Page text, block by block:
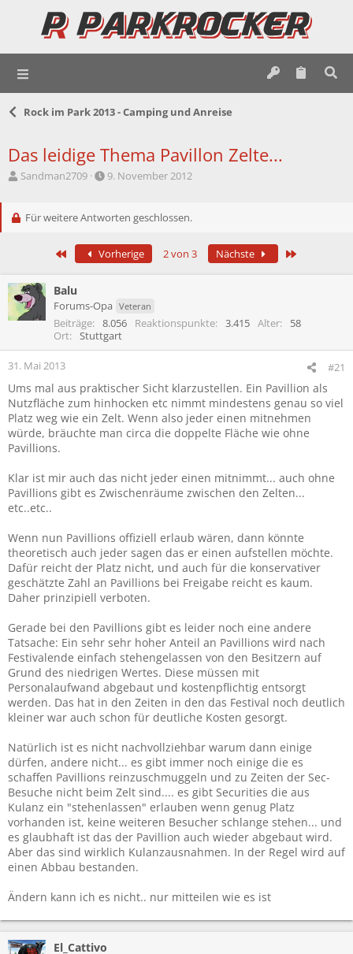
Rock im Park 2013 - Camping und Anreise
Das leidige Thema Pavillon Zelte...
E
t
r
Sandman2709
E
t
l
l
m
9. November 2012
Für weitere Antworten geschlossen.
Erste Vorherige 2 von 3 Nächste
Balu
Forums-Opa Veteran
Beiträge 8.056 Reaktionspunkte 3.415 Alter
58
Ort
Stuttgart
31. Mai 2013 #21
Ums mal aus praktischer Sicht klarzustellen. Ein Pavillion als
Nutzfläche zum hinhocken etc nimmt mindestens genau so viel
Platz weg wie ein Zelt. Wenn also jeder einen mitnehmen
würde, bräuchte man circa die doppelte Fläche wie ohne
Pavillions.
Klar ist mir auch das nicht jeder einen mitnimmt... auch ohne
Pavillions gibt es Zwischenräume zwischen den Zelten...
etc..etc..
Wenn nun Pavillions offiziell erlaub wären, dann könnte
theoretisch auch jeder sagen das er einen aufstellen möchte.
Dafür reicht der Platz nicht, und auch für die konservativer
geschätzte Zahl an Pavillions bei Freigabe reicht es kaum.
Daher prinzipiell verboten.
Gerade bei den Pavillions gibt es leider noch eine andere
Tatsache: Ein sehr sehr hoher Anteil an Pavillions wird nach
Festivalende einfach stehengelassen von den Besitzern auf
Grund des niedrigen Wertes. Diese müssen mit
Personalaufwand abgebaut und kostenpflichtig entsorgt
werden. Das hat in den Zeiten in den das Festival noch deutlich
kleiner war auch schon für deutliche Kosten gesorgt.
Natürlich ist es nicht nachvollziehbar warum dann einige
dürfen, andere nicht... es gibt immer noch einige die es
schaffen Pavillions reinzuschmuggeln und zu Zeiten der Sec-
Besuche nicht beim Zelt sind.... es gibt Securities die aus
Kulanz ein "stehenlassen" erlauben wenn genug Platz
vorhanden ist, keine weiteren Besucher schlange stehen... und
es glaubhaft ist das der Pavillion auch wieder abgebaut wird.
Aber das sind wirklich Kulanzausnahmen. In der Regel wird auf
einen Abbau bestanden.
Ändern kann ich es nicht.. nur mitteilen wie es ist
El_Cattivo